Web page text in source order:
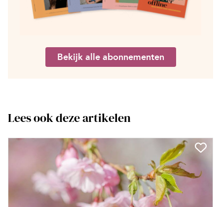
Bekijk alle abonnementen
Lees ook deze artikelen